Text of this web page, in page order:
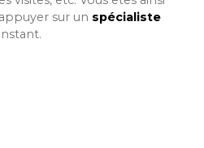
sur un spécialiste